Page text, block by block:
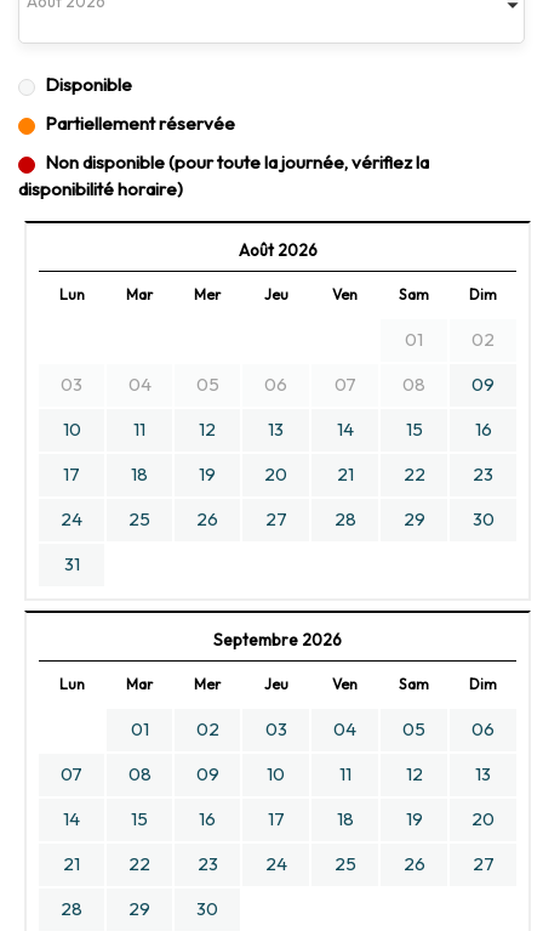
Disponible
Partiellement réservée
Non disponible (pour toute la journée, vérifiez la
disponibilité horaire)
Août 2026
Lun Mar Mer Jeu Ven Sam Dim
01
02
03
04 05 06 07 08
09
10
11 12 13 14 15
16
17
18 19 20 21 22
23
24
25 26 27 28 29
30
31
Septembre 2026
Lun Mar Mer Jeu Ven Sam Dim
01 02 03 04 05
06
07
08 09 10 11 12
13
14
15 16 17 18 19
20
21
22 23 24 25 26
27
28
29 30